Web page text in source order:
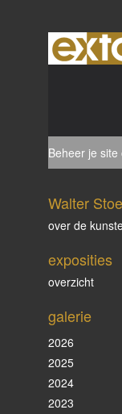
Beheer je site
Walter
over de
exposities
overzicht
galerie
2026
2025
2024
2023